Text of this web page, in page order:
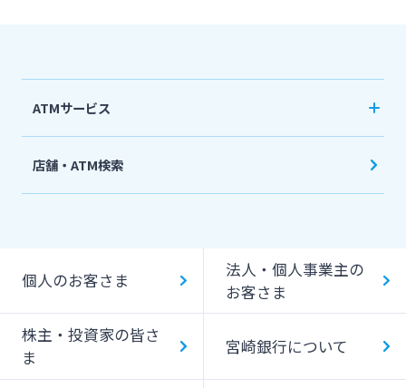
ATMサービス
機能一覧
キャッシング提携先
一日あたりのご利用限度額
ATM Operation Guide
店舗・ATM検索
個人のお客さま
法人・個人事業主の
お客さま
株主・投資家の皆さ
ま
宮崎銀行について